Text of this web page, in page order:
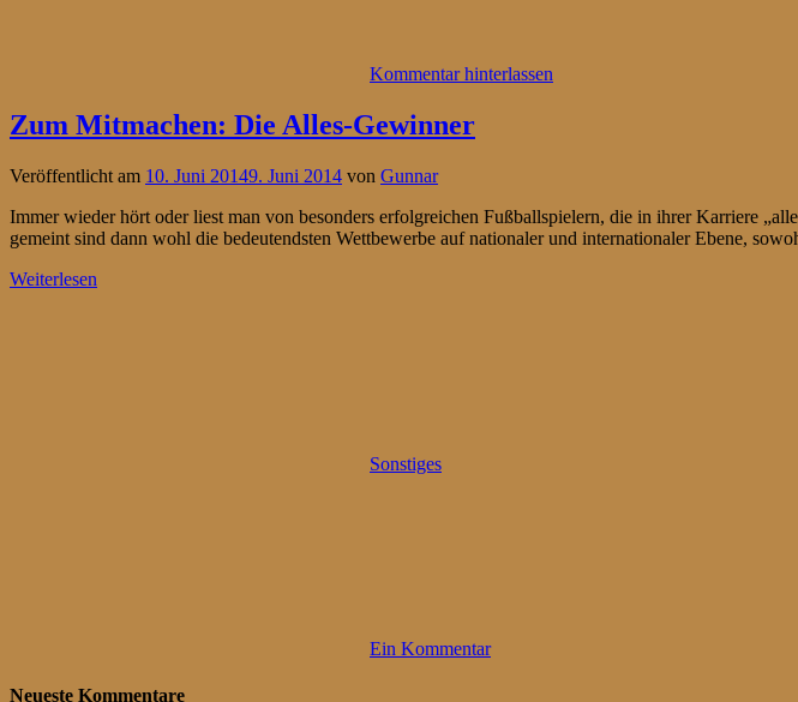
Kommentar hinterlassen
Zum Mitmachen: Die Alles-Gewinner
Veröffentlicht am 10. Juni 20149. Juni 2014 von Gunnar
Immer wieder hört oder liest man von besonders erfolgreichen Fußballspielern, die in ihrer Karriere
gemeint sind dann wohl die bedeutendsten Wettbewerbe auf nationaler und internationaler Ebene,
Weiterlesen
Sonstiges
Ein Kommentar
Neueste Kommentare